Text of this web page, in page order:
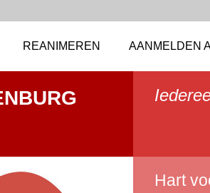
REANIMEREN AANMELDEN
Hart